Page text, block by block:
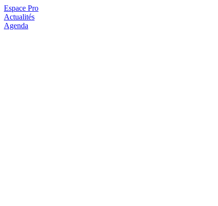
Espace Pro
Actualités
Agenda